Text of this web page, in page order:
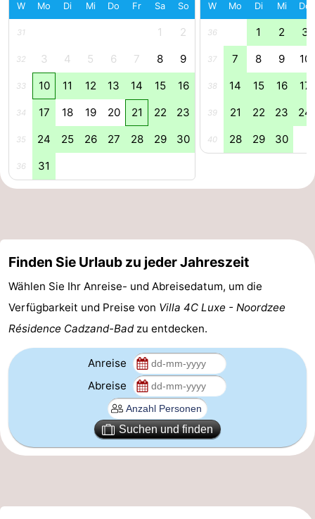
Route
Parken
Reisebuchshop
Medizin
Adressen
Zeeland
Domburg
-
Vlissingen
-
Vlaanderen
-
W Mo Di Mi Do Fr Sa So
31 1 2
32 3 4 5 6 7 8 9
33 10 11 12 13 14 15 16
34 17 18 19 20 21 22 23
35 24 25 26 27 28 29 30
36 31
W Mo Di Mi Do
36 1 2 3
37 7 8 9 10
38 14 15 16 17
39 21 22 23 24
40 28 29 30
Finden Sie Urlaub zu jeder Jahreszeit
Wählen Sie Ihr Anreise- und Abreisedatum, um die
Verfügbarkeit und Preise von Villa 4C Luxe - Noordzee
Résidence Cadzand-Badzu entdecken.
Anreise
Abreise
Suchen und finden